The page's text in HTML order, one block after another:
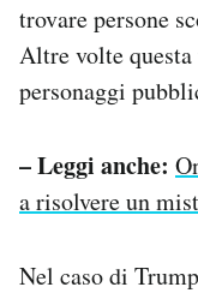
trovare persone
Altre volte
personaggi
– Leggi anche:
a risolvere un
Nel caso di